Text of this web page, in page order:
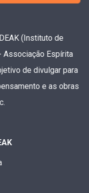
(Instituto de
Associação Espírita
de divulgar para
e as obras